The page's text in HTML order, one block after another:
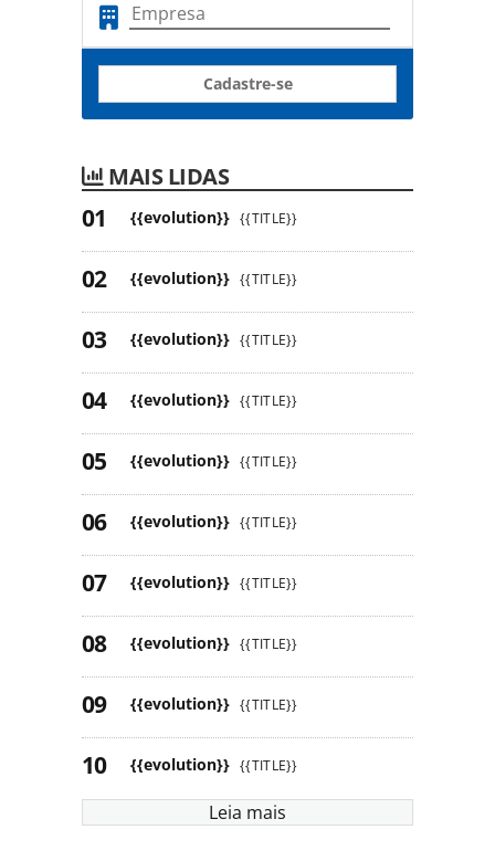
Cadastre-se
MAIS LIDAS
{{evolution}} {{TITLE}}
{{evolution}} {{TITLE}}
{{evolution}} {{TITLE}}
{{evolution}} {{TITLE}}
{{evolution}} {{TITLE}}
{{evolution}} {{TITLE}}
{{evolution}} {{TITLE}}
{{evolution}} {{TITLE}}
{{evolution}} {{TITLE}}
{{evolution}} {{TITLE}}
Leia mais